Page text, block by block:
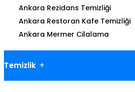
Ankara Rezidans Temizliği
Ankara Restoran Kafe Temizliği
Ankara Mermer Cilalama
Temizlik